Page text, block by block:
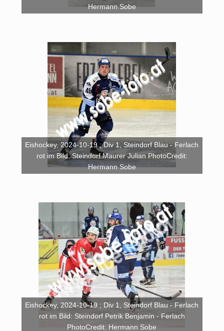
Hermann Sobe
Eishockey, 2024-10-19 ; Div 1, Steindorf Blau - Ferlach
rot im Bild: Steindorf Maurer Julian PhotoCredit:
Hermann Sobe
Eishockey, 2024-10-19 ; Div 1, Steindorf Blau - Ferlach
rot im Bild: Steindorf Petrik Benjamin - Ferlach
PhotoCredit: Hermann Sobe